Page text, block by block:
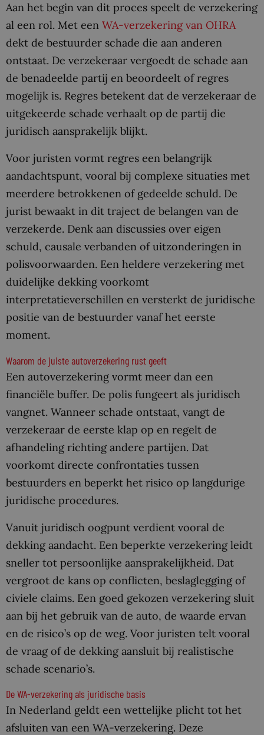
Aan het begin van dit proces speelt de verzekering
al een rol. Met een WA-verzekering van OHRA
dekt de bestuurder schade die aan anderen
ontstaat. De verzekeraar vergoedt de schade aan
de benadeelde partij en beoordeelt of regres
mogelijk is. Regres betekent dat de verzekeraar de
uitgekeerde schade verhaalt op de partij die
juridisch aansprakelijk blijkt.
Voor juristen vormt regres een belangrijk
aandachtspunt, vooral bij complexe situaties met
meerdere betrokkenen of gedeelde schuld. De
jurist bewaakt in dit traject de belangen van de
verzekerde. Denk aan discussies over eigen
schuld, causale verbanden of uitzonderingen in
polisvoorwaarden. Een heldere verzekering met
duidelijke dekking voorkomt
interpretatieverschillen en versterkt de juridische
positie van de bestuurder vanaf het eerste
moment.
Waarom de juiste autoverzekering rust geeft
Een autoverzekering vormt meer dan een
financiële buffer. De polis fungeert als juridisch
vangnet. Wanneer schade ontstaat, vangt de
verzekeraar de eerste klap op en regelt de
afhandeling richting andere partijen. Dat
voorkomt directe confrontaties tussen
bestuurders en beperkt het risico op langdurige
juridische procedures.
Vanuit juridisch oogpunt verdient vooral de
dekking aandacht. Een beperkte verzekering leidt
sneller tot persoonlijke aansprakelijkheid. Dat
vergroot de kans op conflicten, beslaglegging of
civiele claims. Een goed gekozen verzekering sluit
aan bij het gebruik van de auto, de waarde ervan
en de risico’s op de weg. Voor juristen telt vooral
de vraag of de dekking aansluit bij realistische
schade scenario’s.
De WA-verzekering als juridische basis
In Nederland geldt een wettelijke plicht tot het
afsluiten van een WA-verzekering. Deze